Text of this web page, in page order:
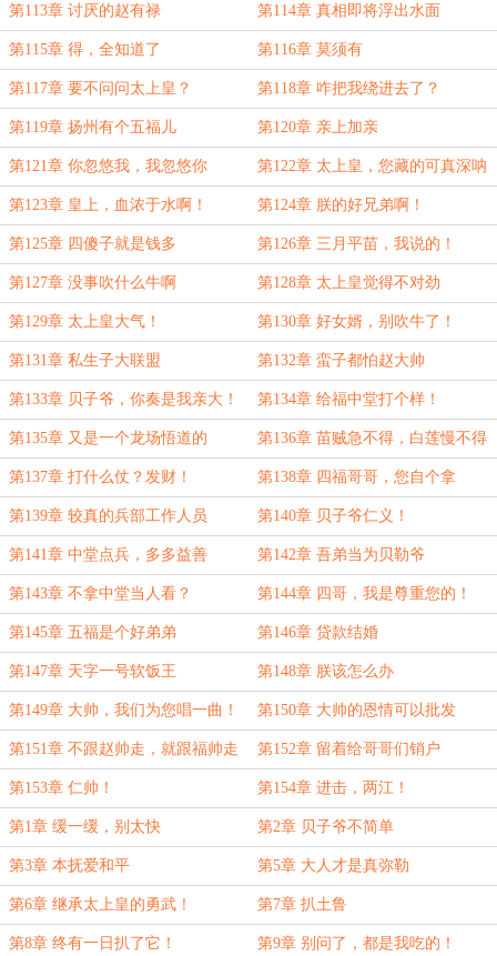
第113章 讨厌的赵有禄 第114章 真相即将浮出水面
第115章 得，全知道了 第116章 莫须有
第117章 要不问问太上皇？ 第118章 咋把我绕进去了？
第119章 扬州有个五福儿 第120章 亲上加亲
第121章 你忽悠我，我忽悠你 第122章 太上皇，您藏的可真深呐
第123章 皇上，血浓于水啊！ 第124章 朕的好兄弟啊！
第125章 四傻子就是钱多 第126章 三月平苗，我说的！
第127章 没事吹什么牛啊 第128章 太上皇觉得不对劲
第129章 太上皇大气！ 第130章 好女婿，别吹牛了！
第131章 私生子大联盟 第132章 蛮子都怕赵大帅
第133章 贝子爷，你奏是我亲大！ 第134章 给福中堂打个样！
第135章 又是一个龙场悟道的 第136章 苗贼急不得，白莲慢不得
第137章 打什么仗？发财！ 第138章 四福哥哥，您自个拿
第139章 较真的兵部工作人员 第140章 贝子爷仁义！
第141章 中堂点兵，多多益善 第142章 吾弟当为贝勒爷
第143章 不拿中堂当人看？ 第144章 四哥，我是尊重您的！
第145章 五福是个好弟弟 第146章 贷款结婚
第147章 天字一号软饭王 第148章 朕该怎么办
第149章 大帅，我们为您唱一曲！ 第150章 大帅的恩情可以批发
第151章 不跟赵帅走，就跟福帅走 第152章 留着给哥哥们销户
第153章 仁帅！ 第154章 进击，两江！
第1章 缓一缓，别太快 第2章 贝子爷不简单
第3章 本抚爱和平 第5章 大人才是真弥勒
第6章 继承太上皇的勇武！ 第7章 扒土鲁
第8章 终有一日扒了它！ 第9章 别问了，都是我吃的！